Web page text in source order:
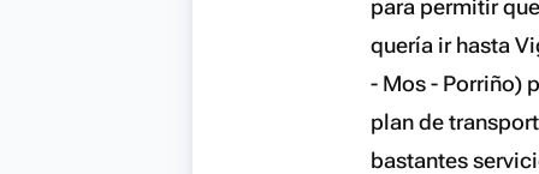
para permitir
quería ir hasta
- Mos - Porriño)
plan de
bastantes